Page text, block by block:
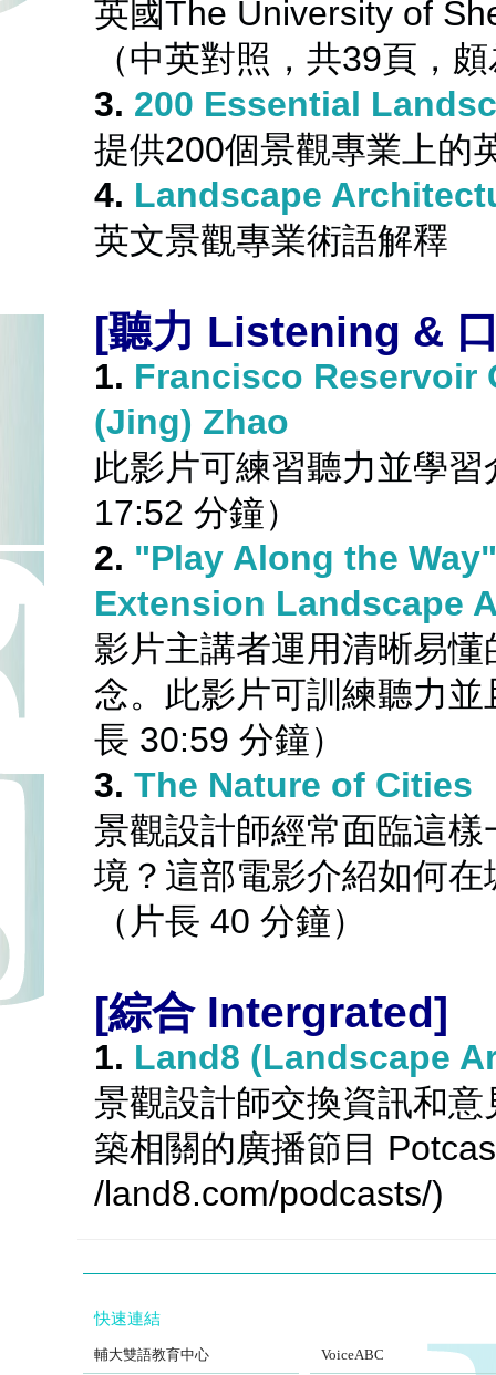
英國The University of
（中英對照，共39頁，
3. 200 Essential
提供200個景觀專業上的
4. Landscape
英文景觀專業術語解釋
[聽力 Listening &
1. Francisco Reservoir
(Jing) Zhao
此影片可練習聽力並學
17:52 分鐘）
2. "Play Along the
Extension Landscape
影片主講者運用清晰易
念。此影片可訓練聽力
長 30:59 分鐘）
3. The Nature of Cities
景觀設計師經常面臨這
境？這部電影介紹如何
（片長 40 分鐘）
[綜合 Intergrated]
1. Land8 (Landscape
景觀設計師交換資訊和
築相關的廣播節目
/land8.com/podcasts/)
快速連結
FJCUBEC
輔大雙語教育中心
VoiceABC
AIEDL中高級英語數位課程